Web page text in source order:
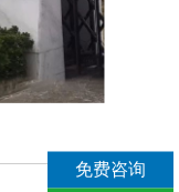
免费咨询